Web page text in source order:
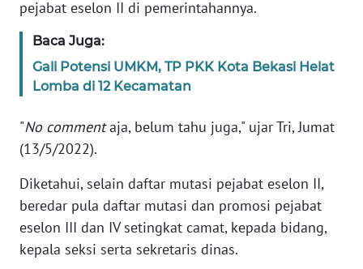
pejabat eselon II di pemerintahannya.
Baca Juga:
Gali Potensi UMKM, TP PKK Kota Bekasi Helat
Lomba di 12 Kecamatan
"No commentaja, belum tahu juga," ujar Tri, Jumat
(13/5/2022).
Diketahui, selain daftar mutasi pejabat eselon II,
beredar pula daftar mutasi dan promosi pejabat
eselon III dan IV setingkat camat, kepada bidang,
kepala seksi serta sekretaris dinas.
WN
WN
SERAMBI
WN
JAMBI
WN
SULTRA
WN